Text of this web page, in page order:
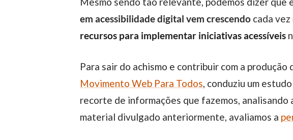
em acessibilidade digital vem crescendo cada vez
recursos para implementar iniciativas acessíveis
Para sair do achismo e contribuir com a
Movimento Web Para Todos , conduziu um
recorte de informações que fazemos,
material divulgado anteriormente, avaliamos a